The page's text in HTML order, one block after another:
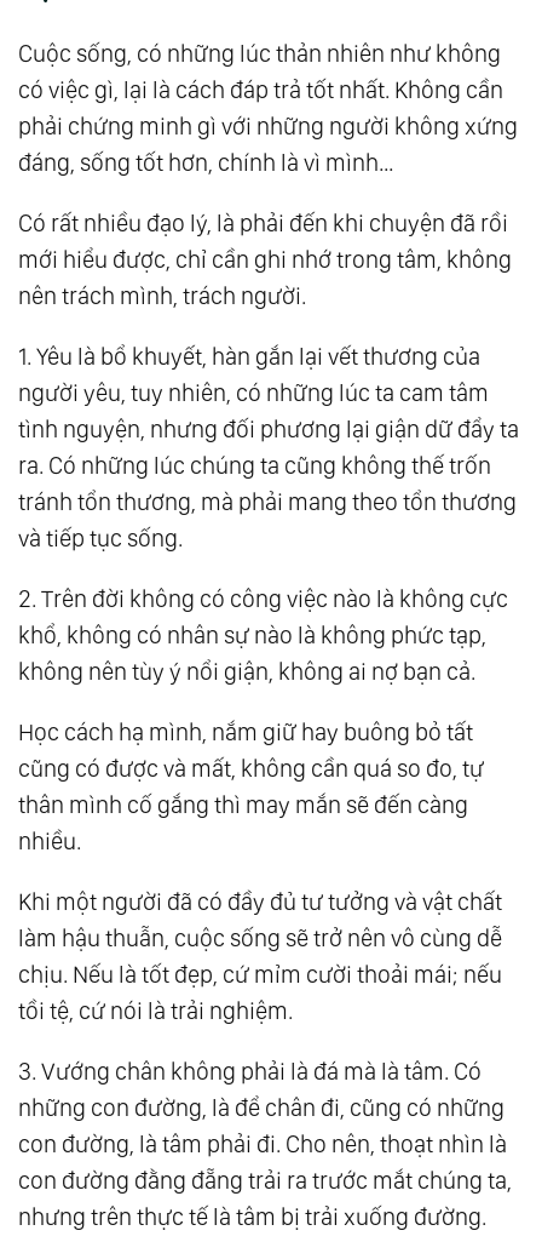
Không Thể Mất Đi Chí Hướng’
39.
18 Câu Nói Đáng Giá Ngàn Vàng, Mỗi Chữ
Đều Thấu Tận Tâm Can
40.Để Nóng Giận Bộc Phát Là Bản Năng, Kìm
41.Làm Người, Đừng Vì Chút Lợi Nhỏ Nhoi Mà
Đánh Mất Đi Nhân Cách
42.Cuộc Sống Của Chúng Ta, Rốt Cuộc Đã Bỏ
Lỡ Những Thứ Gì?
43. Trang Tử: Sức Mạnh Thực Sự Của Con
Người Bắt Đầu Từ Sự Cô Độc
44.Cuộc Đối Đáp Giữa Hai Tiểu Hòa Thượng:
Cửa Đạo Luôn Rộng Mở, Quan Trọng Là Ở
‘Ngộ’
Nhà Hiền Triết
46.
Cổ Nhân Để Lại Cho Hậu Thế 5 Lời Vàng
Ngọc, Bạn Đã Biết Chưa?
47.“Bạn Có Sao Không?” - Một Câu Nói Đơn
Giản Lại Ẩn Chứa Đức Hạnh Làm Người…
61.Đời Người Bao Nhiêu Việc Nhiễu Loạn
Nhân Tâm, Chỉ Buông Bỏ Mới Có Thể Thông
Suốt
81.Nhân Sinh Như Mộng Ảo, Ân Huệ Cần Báo
Đáp Nhất Định Phải Làm Tròn
101.2 Câu Chuyện Về Lòng Tốt Chứng Minh
Khác Biết
121. Khi Bạn Quên Mất Mình Thật Sự Mạnh Mẽ
Thế Nào, Hãy Ghi Nhớ Những Điều Này
141. Học Người Xưa Cách Nói Chuyện Để Thu
Phục Lòng Người
Cuộc sống, có những lúc thản nhiên như không
có việc gì, lại là cách đáp trả tốt nhất. Không cần
phải chứng minh gì với những người không xứng
đáng, sống tốt hơn, chính là vì mình…
Có rất nhiều đạo lý, là phải đến khi chuyện đã rồi
mới hiểu được, chỉ cần ghi nhớ trong tâm, không
nên trách mình, trách người.
1. Yêu là bổ khuyết, hàn gắn lại vết thương của
người yêu, tuy nhiên, có những lúc ta cam tâm
tình nguyện, nhưng đối phương lại giận dữ đẩy ta
ra. Có những lúc chúng ta cũng không thế trốn
tránh tổn thương, mà phải mang theo tổn thương
và tiếp tục sống.
2. Trên đời không có công việc nào là không cực
khổ, không có nhân sự nào là không phức tạp,
không nên tùy ý nổi giận, không ai nợ bạn cả.
Học cách hạ mình, nắm giữ hay buông bỏ tất
cũng có được và mất, không cần quá so đo, tự
thân mình cố gắng thì may mắn sẽ đến càng
nhiều.
Khi một người đã có đầy đủ tư tưởng và vật chất
làm hậu thuẫn, cuộc sống sẽ trở nên vô cùng dễ
chịu. Nếu là tốt đẹp, cứ mỉm cười thoải mái; nếu
tồi tệ, cứ nói là trải nghiệm.
3. Vướng chân không phải là đá mà là tâm. Có
những con đường, là để chân đi, cũng có những
con đường, là tâm phải đi. Cho nên, thoạt nhìn là
con đường đằng đẵng trải ra trước mắt chúng ta,
nhưng trên thực tế là tâm bị trải xuống đường.